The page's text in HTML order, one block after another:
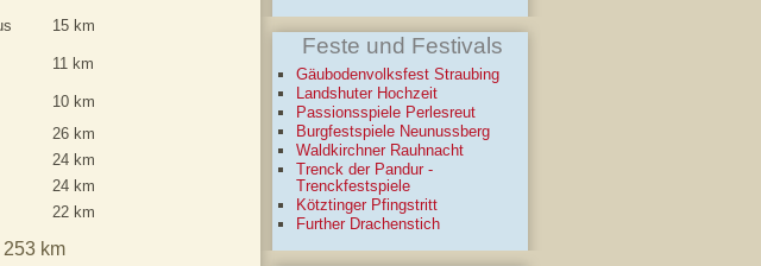
15 km
11 km
10 km
26 km
24 km
24 km
22 km
km
Feste und Festivals
Gäubodenvolksfest Straubing
Landshuter Hochzeit
Passionsspiele Perlesreut
Burgfestspiele Neunussberg
Waldkirchner Rauhnacht
Trenck der Pandur -
Trenckfestspiele
Kötztinger Pfingstritt
Further Drachenstich